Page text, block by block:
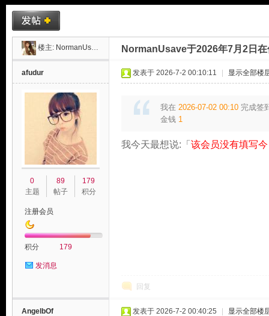
› ›
楼主: NormanUsave NormanUsave于2026年7月2日
afudur
0
主题
89
帖子
179
积分
注册会员
积分 179
发消息
发表于 2026-7-2 00:10:11 显示全部楼
我在 2026-07-02 00:10完成签
金钱 1
我今天最想说:「 该会员没有填写
回复
AngelbOf 发表于 2026-7-2 00:40:25 显示全部楼